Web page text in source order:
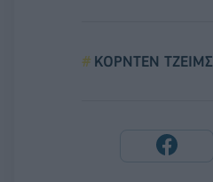
ΚΟΡΝΤΕΝ ΤΖΕΙΜΣ